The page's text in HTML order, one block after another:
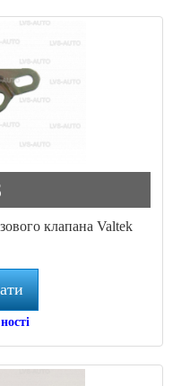
клапана Valtek